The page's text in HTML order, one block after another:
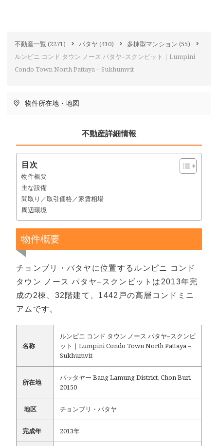
不動産一覧 (2271) パタヤ (410) 多棟型マンション (55)
ルンピニ コンド タウン ノース パタヤ–スクンビット｜Lumpini
Condo Town North Pattaya – Sukhumvit
物件所在地・地図
不動産詳細情報
目次
物件概要
主な設備
間取り／取引価格／家賃相場
周辺環境
物件概要
チョンブリ・パタヤに位置するルンピニ コンド
タウン ノース パタヤ–スクンビットは2013年完
成の2棟、32階建て、1442戸の高層コンドミニ
アムです。
名称
ルンピニ コンド タウン ノース パタヤ–スクンビ
ット｜Lumpini Condo Town North Pattaya –
Sukhumvit
所在地
パッタヤー Bang Lamung District, Chon Buri
20150
地区 チョンブリ・パタヤ
完成年 2013年